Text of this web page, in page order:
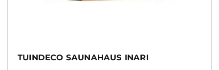
TUINDECO SAUNAHAUS INARI